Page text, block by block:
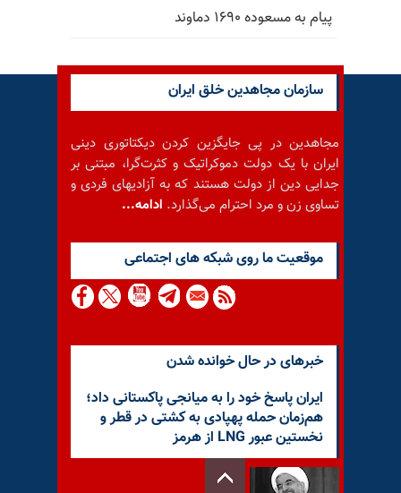
پیام به مسعوده ۱۶۹۰ دماوند
سازمان مجاهدین خلق ایران
مجاهدین در پی جایگزین کردن دیکتاتوری دینی
ایران با یک دولت دموکراتیک و کثرت‌گرا، مبتنی بر
جدایی دین از دولت هستند که به آزادیهای فردی و
تساوی زن و مرد احترام می‌گذارد. ادامه...
موقعيت ما روى شبكه هاى اجتماعى
خبرهای در حال خوانده شدن
ایران پاسخ خود را به میانجی پاکستانی داد؛
هم‌زمان حمله پهپادی به کشتی در قطر و
نخستین عبور LNG از هرمز